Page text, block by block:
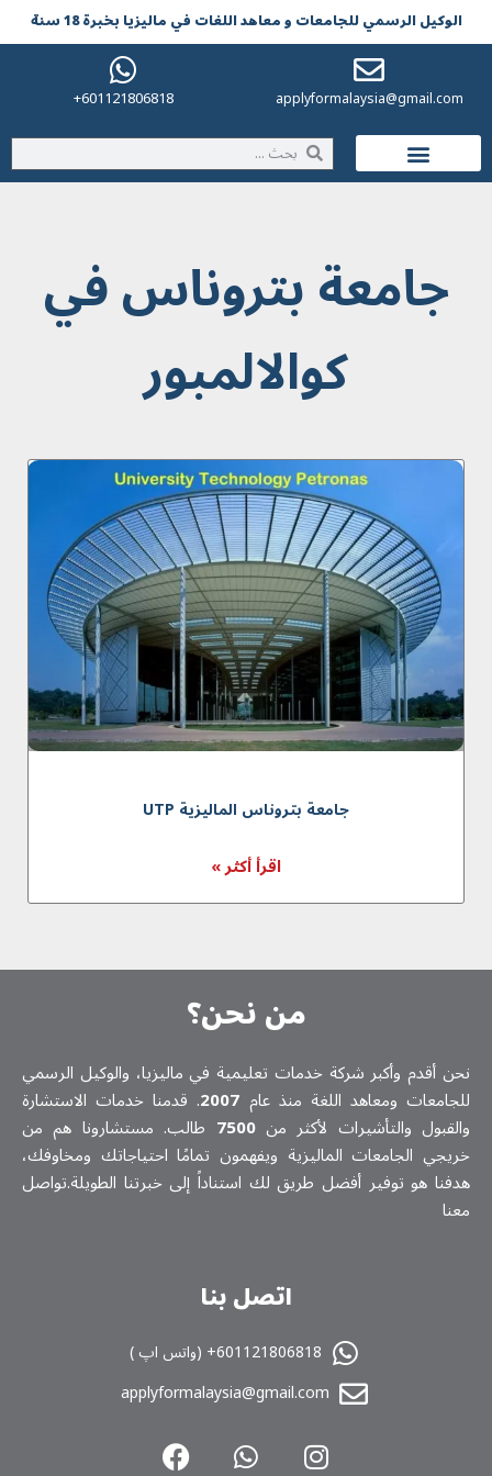
الوکیل الرسمي للجامعات و معاهد اللغات في مالیزیا بخبرة 18 سنة
applyformalaysia@gmail.com
601121806818+
جامعة بتروناس في
كوالالمبور
جامعة بتروناس المالیزیة UTP
اقرأ أكثر »
من نحن؟
نحن أقدم وأكبر شركة خدمات تعلیمیة في ماليزيا، والوكيل الرسمي
للجامعات ومعاهد اللغة منذ عام 2007. قدمنا خدمات الاستشارة
والقبول والتأشيرات لأكثر من7500 طالب. مستشارونا هم من
خريجي الجامعات الماليزية ويفهمون تمامًا احتياجاتك ومخاوفك،
هدفنا هو توفير أفضل طريق لك استناداً إلى خبرتنا الطويلة.تواصل
معنا
اتصل بنا
601121806818+ (واتس اپ )
applyformalaysia@gmail.com